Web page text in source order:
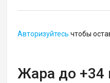
Авторизуйтесь чтобы
Жара до +34